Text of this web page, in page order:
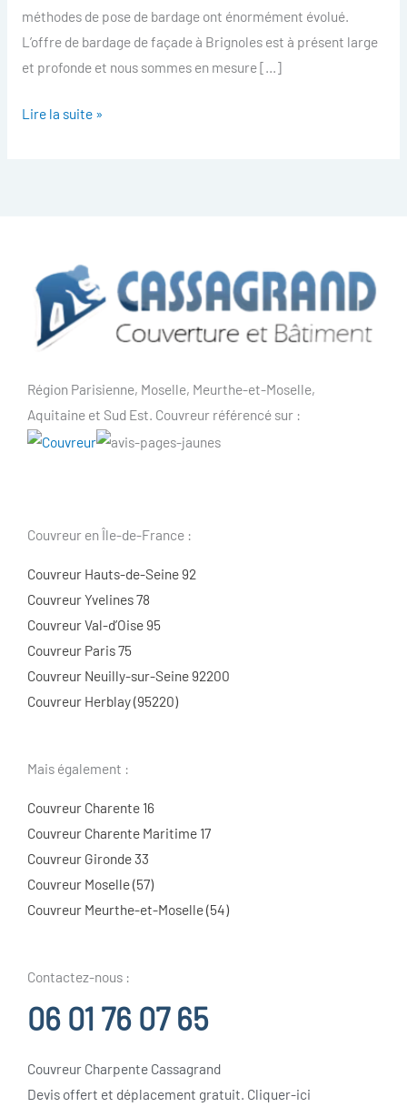
méthodes de pose de bardage ont énormément évolué.
L’offre de bardage de façade à Brignoles est à présent large
et profonde et nous sommes en mesure […]
Lire la suite »
Région Parisienne, Moselle, Meurthe-et-Moselle,
Aquitaine et Sud Est. Couvreur référencé sur :
Couvreur en Île-de-France :
Couvreur Hauts-de-Seine 92
Couvreur Yvelines 78
Couvreur Val-d’Oise 95
Couvreur Paris 75
Couvreur Neuilly-sur-Seine 92200
Couvreur Herblay (95220)
Mais également :
Couvreur Charente 16
Couvreur Charente Maritime 17
Couvreur Gironde 33
Couvreur Moselle (57)
Couvreur Meurthe-et-Moselle (54)
Contactez-nous :
06 01 76 07 65
Couvreur Charpente Cassagrand
Devis offert et déplacement gratuit. Cliquer-ici